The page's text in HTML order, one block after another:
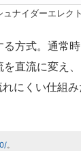
ナイダーエレクト
方式。通常
直流に変え
にくい仕組み
。